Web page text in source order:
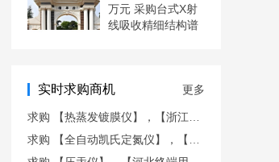
万元 采购台式X射
线吸收精细结构谱
更多
实时求购商机